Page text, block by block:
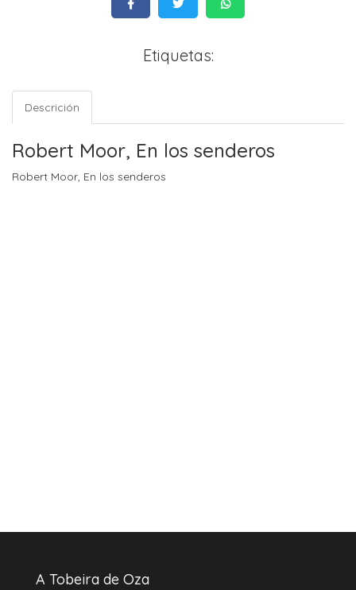
Etiquetas:
Descrición
Robert Moor, En los senderos
Robert Moor, En los senderos
A Tobeira de Oza